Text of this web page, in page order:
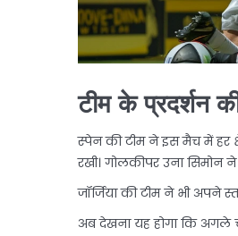
टीम के प्रदर्शन की
स्पेन की टीम ने इस मैच में हर
रखी। गोलकीपर उना सिमोन
जॉर्जिया की टीम ने भी अपने
अब देखना यह होगा कि अगले